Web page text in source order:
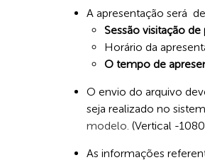
A apresentação será
Sessão visitação
Horário da
O tempo de
O envio do arquivo
seja realizado no
modelo. (Vertical -
As informações